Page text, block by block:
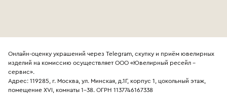
Онлайн-оценку украшений через Telegram, скупку и приём ювелирных
изделий на комиссию осуществляет ООО «Ювелирный ресейл -
сервис».
Адрес: 119285, г. Москва, ул. Минская, д.1Г, корпус 1, цокольный этаж,
помещение XVI, комнаты 1-38. ОГРН 1137746167338